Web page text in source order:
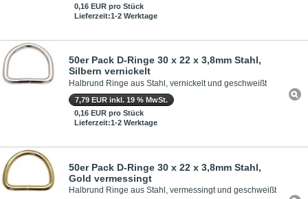
0,16 EUR pro Stück
Lieferzeit:1-2 Werktage
50er Pack D-Ringe 30 x 22 x 3,8mm Stahl,
Silbern vernickelt
Halbrund Ringe aus Stahl, vernickelt und geschweißt
7,79 EUR inkl. 19 % MwSt.
0,16 EUR pro Stück
Lieferzeit:1-2 Werktage
50er Pack D-Ringe 30 x 22 x 3,8mm Stahl,
Gold vermessingt
Halbrund Ringe aus Stahl, vermessingt und geschweißt